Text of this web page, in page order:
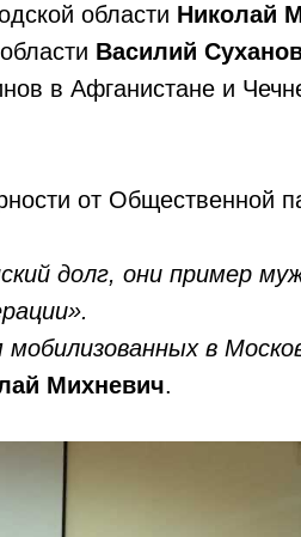
области Николай
Василий
в Афганистане и
от Общественной
долг, они пример
в
Михневич.